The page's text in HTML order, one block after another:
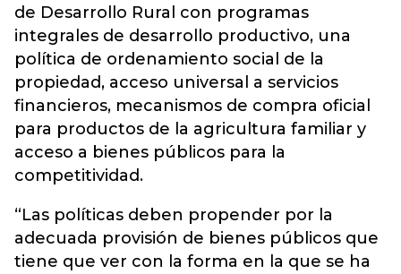
de Desarrollo Rural con programas
integrales de desarrollo productivo, una
política de ordenamiento social de la
propiedad, acceso universal a servicios
financieros, mecanismos de compra oficial
para productos de la agricultura familiar y
acceso a bienes públicos para la
competitividad.
“Las políticas deben propender por la
adecuada provisión de bienes públicos que
tiene que ver con la forma en la que se ha